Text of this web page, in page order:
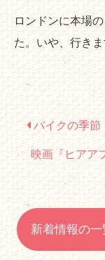
ロンドンに本場
た。いや、行きま
バイクの季節
映画『ヒア
新着情報の一